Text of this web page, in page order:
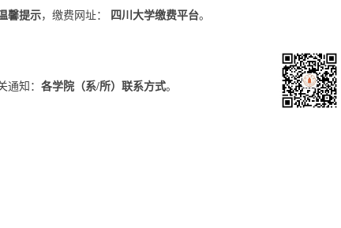
馨提示，缴费网址： 四川大学缴费平台。
知： 各学院（系/所）联系方式。